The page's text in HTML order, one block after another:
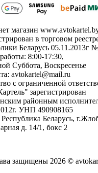
магазин
в торговом
Беларусь 05.11.2013г
8:00-17:30,
Суббота, Воскресенье
avtokartel@mail.ru
с ограниченной
зарегистрирован
районным
УНП 490908165
Беларусь,
д. 14/1, бокс 2
защищены 2026 ©